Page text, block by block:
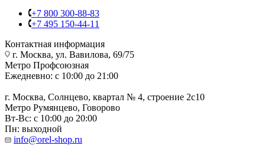
+7 800 300-88-83
+7 495 150-44-11
Контактная информация
г. Москва, ул. Вавилова, 69/75
Метро Профсоюзная
Ежедневно: с 10:00 до 21:00
г. Москва, Солнцево, квартал № 4, строение 2с10
Метро Румянцево, Говорово
Вт-Вс: с 10:00 до 20:00
Пн: выходной
info@orel-shop.ru